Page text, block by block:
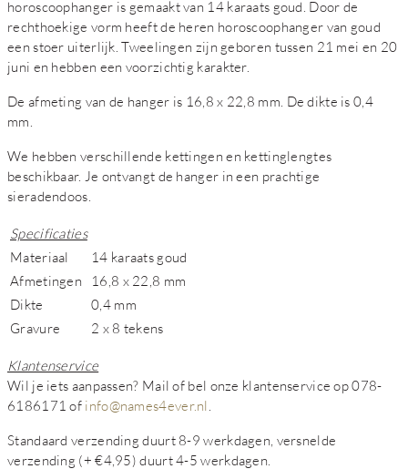
horoscoophanger is gemaakt van 14 karaats goud. Door de
rechthoekige vorm heeft de heren horoscoophanger van goud
een stoer uiterlijk. Tweelingen zijn geboren tussen 21 mei en 20
juni en hebben een voorzichtig karakter.
De afmeting van de hanger is 16,8 x 22,8 mm. De dikte is 0,4
mm.
We hebben verschillende kettingen en kettinglengtes
beschikbaar. Je ontvangt de hanger in een prachtige
sieradendoos.
Specificaties
Materiaal
14 karaats goud
Afmetingen
16,8 x 22,8 mm
Dikte
0,4 mm
Gravure
2 x 8 tekens
Klantenservice
Wil je iets aanpassen? Mail of bel onze klantenservice op 078-
6186171 of info@names4ever.nl
Standaard verzending duurt 8-9 werkdagen, versnelde
verzending (+ €4,95) duurt 4-5 werkdagen.